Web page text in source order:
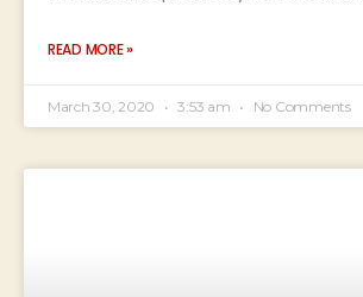
READ MORE »
March 30, 2020 3:53 am No Comments